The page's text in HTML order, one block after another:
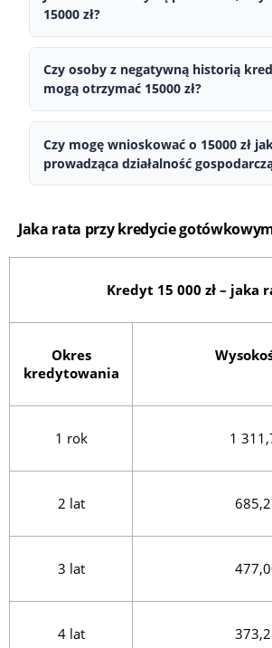
konto bankowe. Ostateczna decyzja zależy
oceny zdolności kredytowej.
15000 zł?
W większości przypadków wystarczy dowód
zależności od kwoty oraz instytucji
wymagane dodatkowe informacje dotyczące
Czy osoby z negatywną historią
mogą otrzymać 15000 zł?
Niektóre instytucje dopuszczają możliwość
mniej idealną historią kredytową, jednak
podejmowana jest indywidualnie.
Czy mogę wnioskować o 15000 zł
prowadząca działalność
Jaka rata przy kredycie
Kredyt 15 000 zł – jaka
Okres
kredytowania
1 rok 1
2 lat
3 lat
4 lat